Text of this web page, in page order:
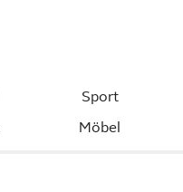
Sport
Möbel